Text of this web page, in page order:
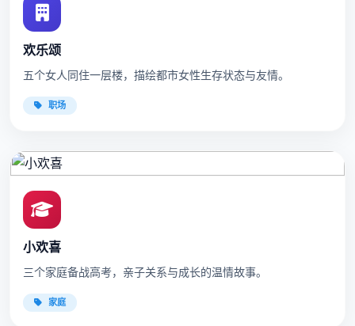
欢乐颂
五个女人同住一层楼，描绘都市女性生存状态与友情。
职场
小欢喜
三个家庭备战高考，亲子关系与成长的温情故事。
家庭